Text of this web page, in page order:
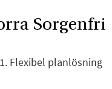
Sorgenfri
Flexibel planlösning